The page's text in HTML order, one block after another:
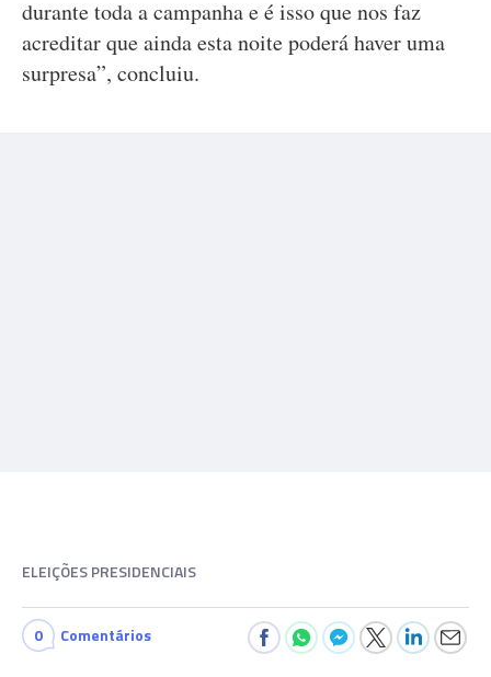
durante toda a campanha e é isso que nos faz
acreditar que ainda esta noite poderá haver uma
surpresa”, concluiu.
ELEIÇÕES PRESIDENCIAIS
0 Comentários